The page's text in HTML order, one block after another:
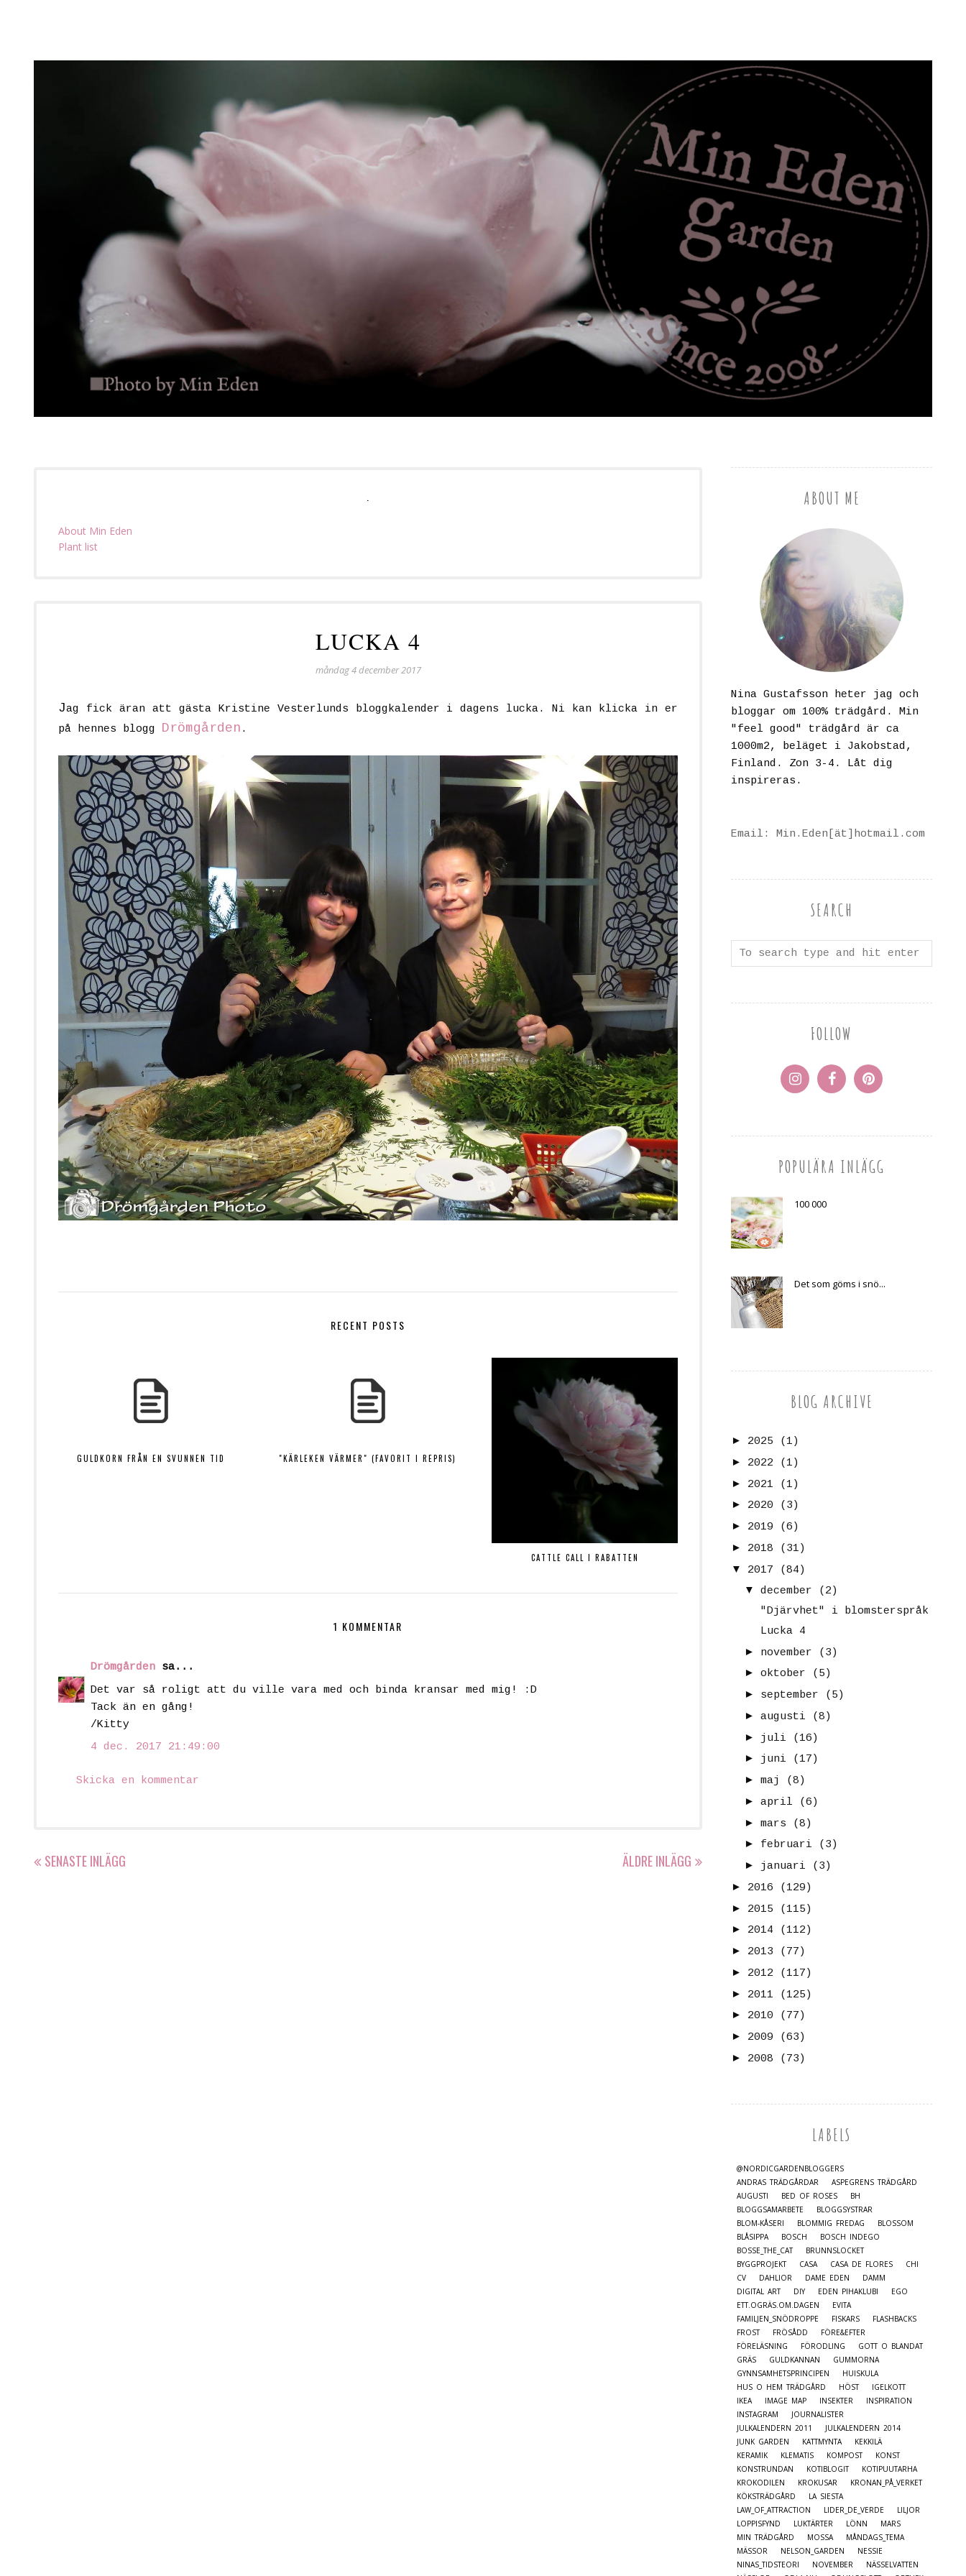
About Min Eden
Plant list
LUCKA 4
måndag 4 december 2017
Jag fick äran att gästa Kristine Vesterlunds bloggkalender i dagens lucka. Ni kan klicka in er
på hennes blogg Drömgården .
RECENT POSTS
GULDKORN FRÅN EN SVUNNEN TID "KÄRLEKEN VÄRMER" (FAVORIT I REPRIS)
CATTLE CALL I RABATTEN
1 KOMMENTAR
Drömgården sa...
Det var så roligt att du ville vara med och binda kransar med mig! :D
Tack än en gång!
/Kitty
4 dec. 2017 21:49:00
Skicka en kommentar
SENASTE INLÄGG ÄLDRE INLÄGG
ABOUT ME
Nina Gustafsson heter jag och
bloggar om 100% trädgård. Min
"feel good" trädgård är ca
1000m2, beläget i Jakobstad,
Finland. Zon 3-4. Låt dig
inspireras.
Email: Min.Eden[ät]hotmail.com
SEARCH
FOLLOW
POPULÄRA INLÄGG
100 000
Det som göms i snö...
BLOG ARCHIVE
► 2025
(1)
► 2022
(1)
► 2021
(1)
► 2020
(3)
► 2019
(6)
► 2018
(31)
▼
2017
(84)
▼
december
(2)
"Djärvhet" i blomsterspråk
Lucka 4
► november
(3)
► oktober
(5)
► september
(5)
► augusti
(8)
► juli
(16)
► juni
(17)
► maj
(8)
► april
(6)
► mars
(8)
► februari
(3)
► januari
(3)
► 2016
(129)
► 2015
(115)
► 2014
(112)
► 2013
(77)
► 2012
(117)
► 2011
(125)
► 2010
(77)
► 2009
(63)
► 2008 (73)
LABELS
@NORDICGARDENBLOGGERS
ANDRAS TRÄDGÅRDAR
ASPEGRENS TRÄDGÅRD
AUGUSTI
BED OF ROSES
BH
BLOGGSAMARBETE
BLOGGSYSTRAR
BLOM-KÅSERI
BLOMMIG FREDAG
BLOSSOM
BLÅSIPPA
BOSCH
BOSCH INDEGO
BOSSE_THE_CAT
BRUNNSLOCKET
BYGGPROJEKT
CASA CASA DE FLORES
CHI
CV
DAHLIOR DAME EDEN
DAMM
DIGITAL ART
DIY EDEN PIHAKLUBI
EGO
ETT.OGRÄS.OM.DAGEN
EVITA
FAMILJEN_SNÖDROPPE
FISKARS
FLASHBACKS
FROST
FRÖSÅDD
FÖRE&EFTER
FÖRELÄSNING
FÖRODLING
GOTT O BLANDAT
GRÄS
GULDKANNAN
GUMMORNA
GYNNSAMHETSPRINCIPEN
HUISKULA
HUS O HEM TRÄDGÅRD
HÖST
IGELKOTT
IKEA
IMAGE MAP INSEKTER
INSPIRATION
INSTAGRAM
JOURNALISTER
JULKALENDERN 2011
JULKALENDERN 2014
JUNK GARDEN
KATTMYNTA
KEKKILÄ
KERAMIK
KLEMATIS KOMPOST
KONST
KONSTRUNDAN
KOTIBLOGIT
KOTIPUUTARHA
KROKODILEN
KROKUSAR
KRONAN_PÅ_VERKET
KÖKSTRÄDGÅRD
LA SIESTA
LAW_OF_ATTRACTION
LIDER_DE_VERDE
LILJOR
LOPPISFYND
LUKTÄRTER LÖNN
MARS
MIN TRÄDGÅRD
MOSSA
MÅNDAGS_TEMA
MÄSSOR
NELSON_GARDEN
NESSIE
NINAS_TIDSTEORI
NOVEMBER
NÄSSELVATTEN